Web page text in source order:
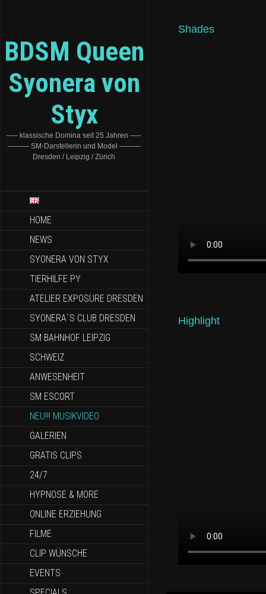
BDSM Queen
Syonera von
Styx
—– klassische Domina seit 25 Jahren —–
——— SM-Darstellerin und Model ———
Dresden / Leipzig / Zürich
HOME
NEWS
SYONERA VON STYX
TIERHILFE PY
ATELIER EXPOSURE DRESDEN
SYONERA`S CLUB DRESDEN
SM BAHNHOF LEIPZIG
SCHWEIZ
ANWESENHEIT
SM ESCORT
NEU!!! MUSIKVIDEO
GALERIEN
GRATIS CLIPS
24/7
HYPNOSE & MORE
ONLINE ERZIEHUNG
FILME
CLIP WÜNSCHE
EVENTS
Shades
Highlight